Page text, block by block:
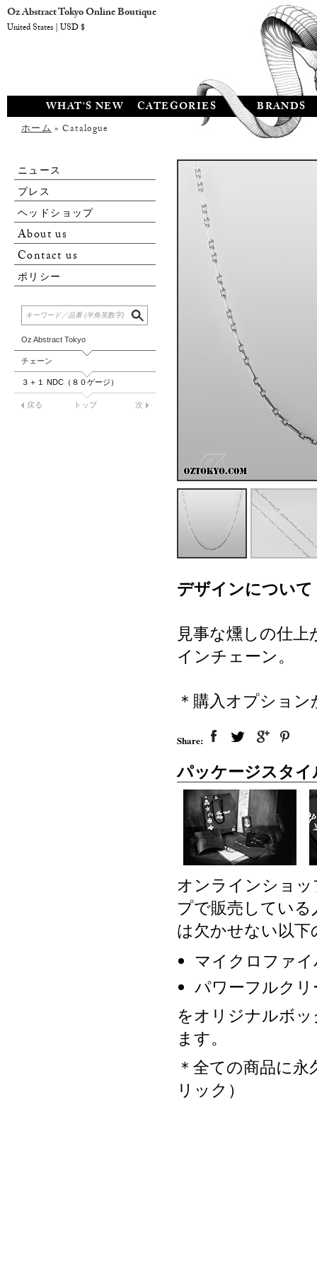
WHAT'S NEW CATEGORIES BRANDS
ホーム» Catalogue
ニュース
プレス
ヘッドショップ
About us
Contact us
ポリシー
Oz Abstract Tokyo
チェーン
３＋１ NDC（８０ゲージ）
戻る トップ 次
デザインについて
見事な燻しの仕
インチェーン。
＊購入オプショ
Share:
パッケージスタ
オンラインショ
プで販売してい
は欠かせない以
マイクロファ
パワーフルク
をオリジナルボ
ます。
＊全ての商品に
リック）
Oz Abstract Tokyo Online Boutique
United States | USD $